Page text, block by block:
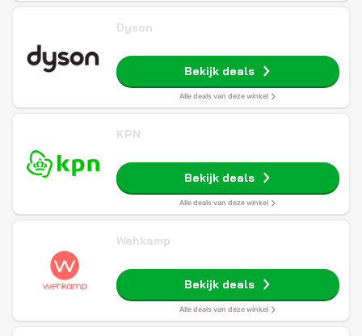
Dyson
Bekijk deals
Alle deals van deze winkel
KPN
Bekijk deals
Alle deals van deze winkel
Wehkamp
Bekijk deals
Alle deals van deze winkel